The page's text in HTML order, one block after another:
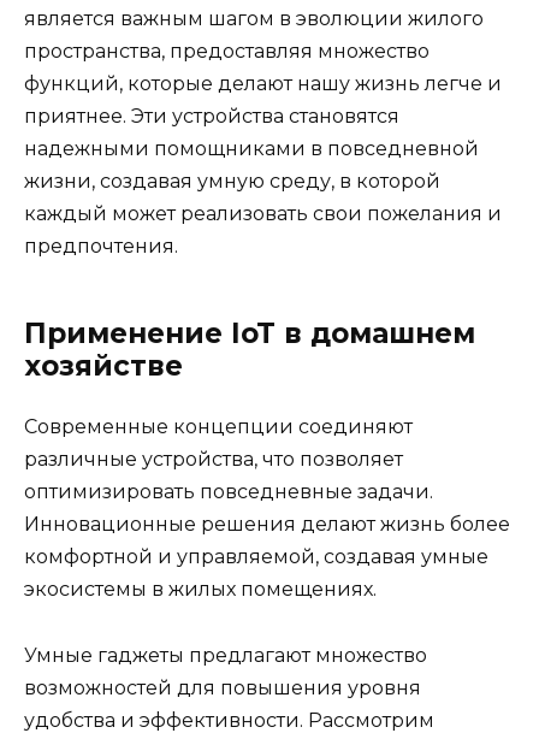
является важным шагом в эволюции жилого
пространства, предоставляя множество
функций, которые делают нашу жизнь легче и
приятнее. Эти устройства становятся
надежными помощниками в повседневной
жизни, создавая умную среду, в которой
каждый может реализовать свои пожелания и
предпочтения.
Применение IoT в домашнем
хозяйстве
Современные концепции соединяют
различные устройства, что позволяет
оптимизировать повседневные задачи.
Инновационные решения делают жизнь более
комфортной и управляемой, создавая умные
экосистемы в жилых помещениях.
Умные гаджеты предлагают множество
возможностей для повышения уровня
удобства и эффективности. Рассмотрим